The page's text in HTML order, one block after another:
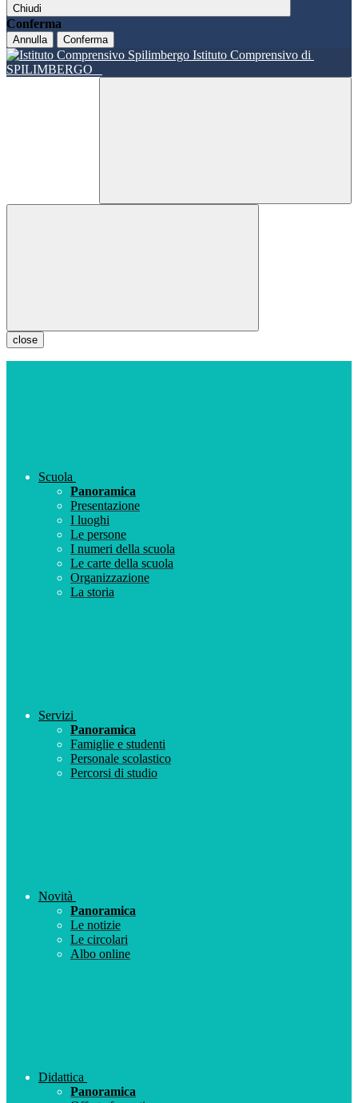
Chiudi
Conferma
Annulla Conferma
Istituto Comprensivo di
SPILIMBERGO
close
Scuola
Panoramica
Presentazione
I luoghi
Le persone
I numeri della scuola
Le carte della scuola
Organizzazione
La storia
Servizi
Panoramica
Famiglie e studenti
Personale scolastico
Percorsi di studio
Novità
Panoramica
Le notizie
Le circolari
Albo online
Didattica
Panoramica